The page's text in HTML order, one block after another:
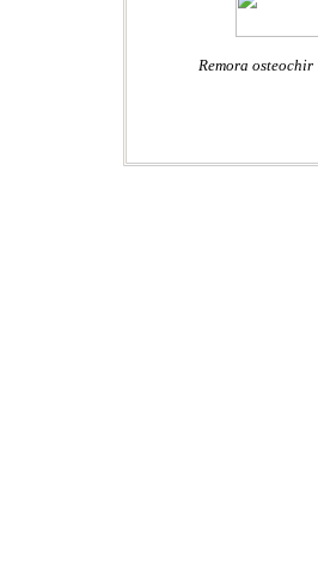
Remora osteochir